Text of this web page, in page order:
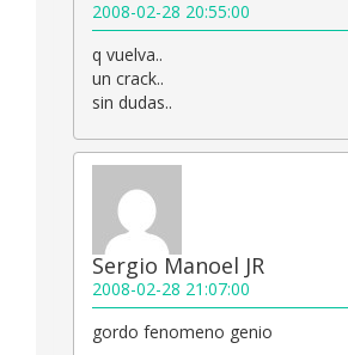
2008-02-28 20:55:00
q vuelva..
un crack..
sin dudas..
Sergio Manoel JR
2008-02-28 21:07:00
gordo fenomeno genio